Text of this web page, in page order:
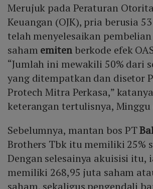
Merujuk pada Peraturan
Keuangan (OJK), pria berusia
telah menyelesaikan
saham emitenberkode efek
“Jumlah ini mewakili 50% dari
yang ditempatkan dan disetor
Protech Mitra Perkasa,”
keterangan tertulisnya, Minggu
Sebelumnya, mantan bos PT
Brothers Tbk itu memiliki 25%
Dengan selesainya akuisisi itu,
memiliki 268,95 juta saham
saham, sekaligus pengendali